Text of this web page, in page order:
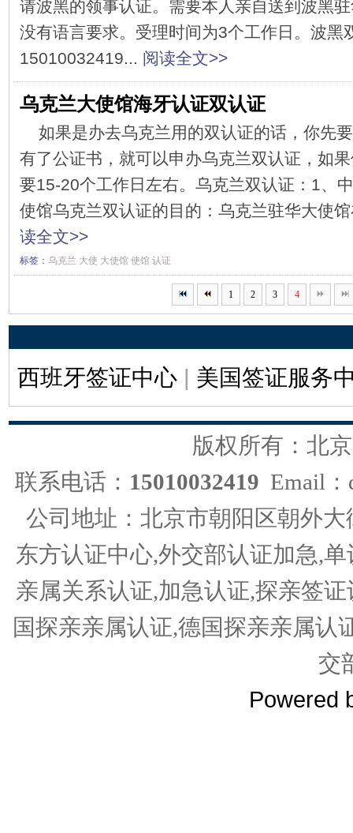
请波黑的领事认证。需要本人亲自送到波黑
没有语言要求。受理时间为3个工作日。波黑
15010032419... 阅读全文>>
乌克兰大使馆海牙认证双认证
如果是办去乌克兰用的双认证的话，你先
有了公证书，就可以申办乌克兰双认证，如
要15-20个工作日左右。乌克兰双认证：1、
使馆乌克兰双认证的目的：乌克兰驻华大使
读全文>>
标签： 乌克兰 大使 大使馆 使馆 认证
1 2 3 4
西班牙签证中心 | 美国签证服务
版权所有：北
联系电话： 15010032419 Email
公司地址：北京市朝阳区朝外
东方认证中心,外交部认证加急,
亲属关系认证,加急认证,探亲签
国探亲亲属认证,德国探亲亲属认
交
Powered